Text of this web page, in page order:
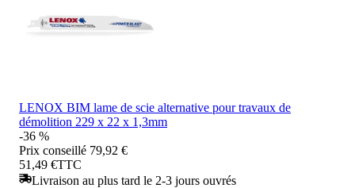
LENOX BIM lame de scie alternative pour travaux de
démolition 229 x 22 x 1,3mm
-36 %
Prix conseillé 79,92 €
51,49 €TTC
Livraison au plus tard le 2-3 jours ouvrés